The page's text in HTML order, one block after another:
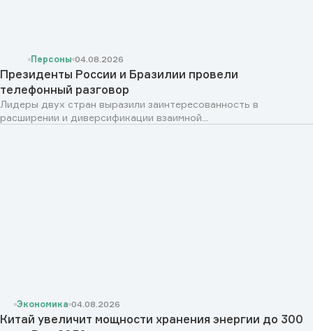
Персоны 04.08.2026
Президенты России и Бразилии провели
телефонный разговор
Лидеры двух стран выразили заинтересованность в
расширении и диверсификации взаимной...
Экономика 04.08.2026
Китай увеличит мощности хранения энергии до 300